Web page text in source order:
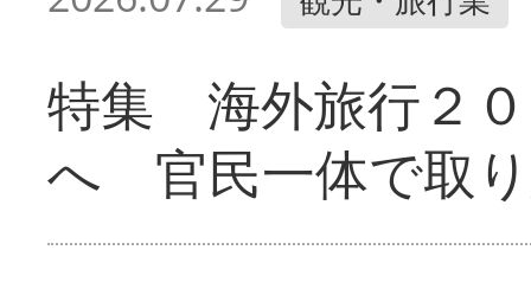
特集 海外旅行２
へ 官民一体で取